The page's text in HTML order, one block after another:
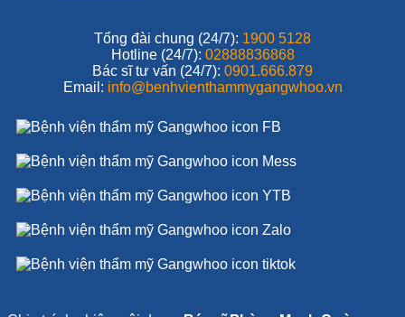
Tổng đài chung (24/7): 1900 5128
Hotline (24/7): 02888836868
Bác sĩ tư vấn (24/7): 0901.666.879
Email: info@benhvienthammygangwhoo.vn